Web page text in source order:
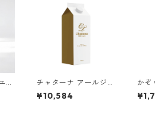
ッ
チャターナ アールジー
92 エンザイム
¥10,584
かぞ
ノー